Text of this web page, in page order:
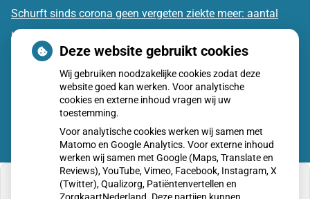
Schurft sinds corona geen vergeten ziekte meer: aantal
uitbraken fors gestegen
CZ vergoedt zorg van twee gespecialiseerde
revalidatieartsen niet meer
Deze website gebruikt cookies
Wij gebruiken noodzakelijke cookies zodat deze
website goed kan werken. Voor analytische
cookies en externe inhoud vragen wij uw
toestemming.
Voor analytische cookies werken wij samen met
Matomo en Google Analytics. Voor externe inhoud
werken wij samen met Google (Maps, Translate en
Reviews), YouTube, Vimeo, Facebook, Instagram, X
(Twitter), Qualizorg, Patiëntenvertellen en